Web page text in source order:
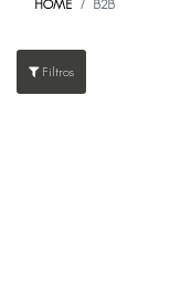
HOME B2B
Filtros